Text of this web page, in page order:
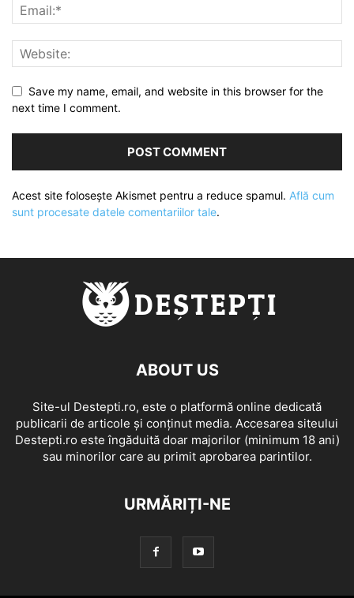
Save my name, email, and website in this browser for the
next time I comment.
Acest site folosește Akismet pentru a reduce spamul. Află cum
sunt procesate datele comentariilor tale.
ABOUT US
Site-ul Destepti.ro, este o platformă online dedicată
publicarii de articole și conținut media. Accesarea siteului
Destepti.ro este îngăduită doar majorilor (minimum 18 ani)
sau minorilor care au primit aprobarea parintilor.
URMĂRIȚI-NE